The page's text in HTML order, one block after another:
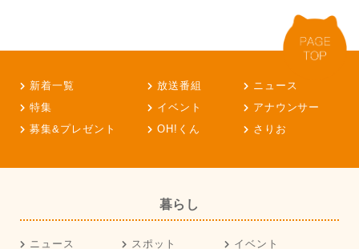
新着一覧 放送番組
ニュース
特集
イベント
アナウンサー
募集&プレゼント
OH!くん さりお
暮らし
ニュース スポット
イベント